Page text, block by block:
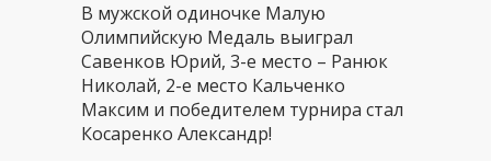
В мужской одиночке Малую
Олимпийскую Медаль выиграл
Савенков Юрий, 3-е место – Ранюк
Николай, 2-е место Кальченко
Максим и победителем турнира стал
Косаренко Александр!